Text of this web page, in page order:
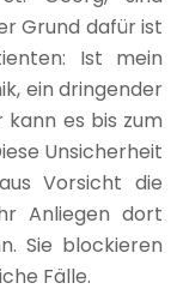
Grund dafür ist
Ist mein
ein dringender
es bis zum
Unsicherheit
Vorsicht die
Anliegen dort
Sie blockieren
Fälle.